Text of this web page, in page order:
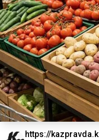
https://